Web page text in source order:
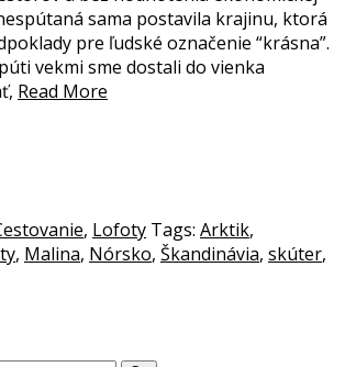
sama postavila krajinu, ktorá
pre ľudské označenie “krásna”.
vekmi sme dostali do vienka
Read More
, Lofoty Tags: Arktik,
, Malina, Nórsko, Škandinávia, skúter,